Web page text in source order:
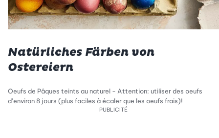
Natürliches Färben von
Ostereiern
Oeufs de Pâques teints au naturel - Attention: utiliser des oeufs
d’environ 8 jours (plus faciles à écaler que les oeufs frais)!
PUBLICITÉ